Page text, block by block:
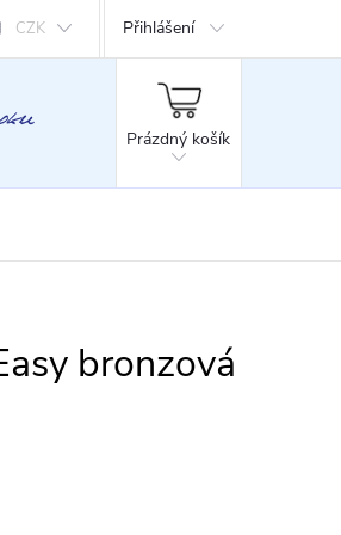
CZK Přihlášení
NÁKUPNÍ
Prázdný košík
bronzová